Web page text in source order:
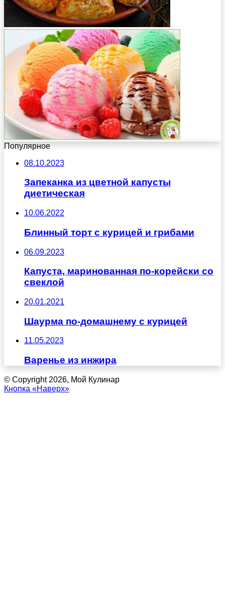
Популярное
08.10.2023
Запеканка из цветной капусты
диетическая
10.06.2022
Блинный торт с курицей и грибами
06.09.2023
Капуста, маринованная по-корейски со
свеклой
20.01.2021
Шаурма по-домашнему с курицей
11.05.2023
Варенье из инжира
© Copyright 2026, Мой Кулинар
Кнопка «Наверх»